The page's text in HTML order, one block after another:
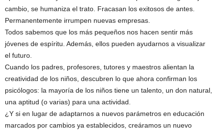
cambio, se humaniza el trato. Fracasan los exitosos de antes.
Permanentemente irrumpen nuevas empresas.
Todos sabemos que los más pequeños nos hacen sentir más
jóvenes de espíritu. Además, ellos pueden ayudarnos a visualizar
el futuro.
Cuando los padres, profesores, tutores y maestros alientan la
creatividad de los niños, descubren lo que ahora confirman los
psicólogos: la mayoría de los niños tiene un talento, un don natural,
una aptitud (o varias) para una actividad.
¿Y si en lugar de adaptarnos a nuevos parámetros en educación
marcados por cambios ya establecidos, creáramos un nuevo